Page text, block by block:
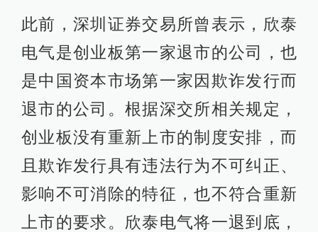
此前，深圳证券交易所曾表示，欣泰
电气是创业板第一家退市的公司，也
是中国资本市场第一家因欺诈发行而
退市的公司。根据深交所相关规定，
创业板没有重新上市的制度安排，而
且欺诈发行具有违法行为不可纠正、
影响不可消除的特征，也不符合重新
上市的要求。欣泰电气将一退到底，